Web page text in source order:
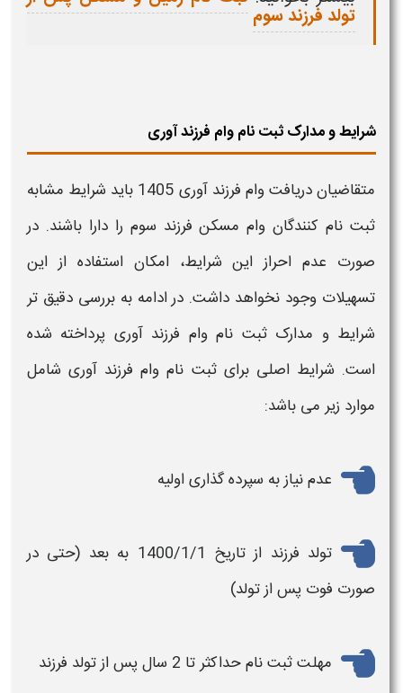
تولد فرزند سوم
شرایط و مدارک ثبت نام وام فرزند آوری
متقاضیان دریافتوام فرزند آوری 1405 باید شرایط مشابه
ثبت نام کنندگان وام مسکن فرزند سوم را دارا باشند. در
صورت عدم احراز این شرایط، امکان استفاده از این
تسهیلات وجود نخواهد داشت. در ادامه به بررسی دقیق تر
شرایط و مدارکثبت ناموام فرزند آوری پرداخته شده
است. شرایط اصلی برایثبت نام وام فرزند آوریشامل
موارد زیر می باشد:
عدم نیاز به سپرده گذاری اولیه
تولد فرزند
از تاریخ 1400/1/1 به بعد (حتی در
صورت فوت پس از تولد)
مهلتثبت نامحداکثر تا 2 سال پس از تولد فرزند